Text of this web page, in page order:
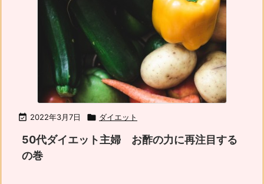
 2022年3月7日  ダイエット
50代ダイエット主婦 お酢の力に再注目する
の巻